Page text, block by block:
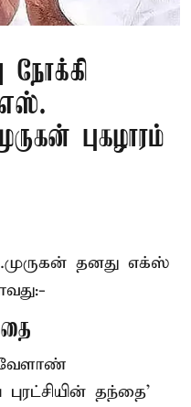
நோக்கி
புகழாரம்
தனது எக்ஸ்
வேளாண்
தந்தை’